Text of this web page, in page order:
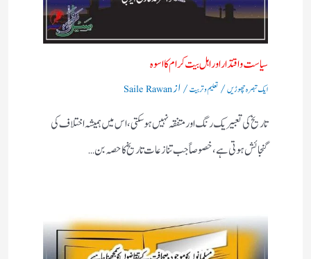
سیاست واقتدار اور اہل بیت کرام کا اسوہ
ایک تبصرہ چھوڑیں/ تعلیم و تربیت/ ازSaile Rawan
تاریخ کی تعبیر یک رنگ اور متفقہ نہیں ہو سکتی، اس میں ہمیشہ اختلاف کی
گنجائش ہوتی ہے، خصوصاً‌ جب تنازعات تاریخ کا حصہ بن…